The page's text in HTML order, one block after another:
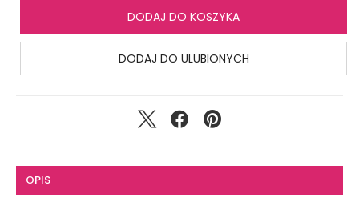
DODAJ DO KOSZYKA
DODAJ DO ULUBIONYCH
OPIS